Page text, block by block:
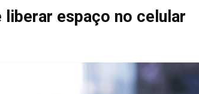
espaço no celular